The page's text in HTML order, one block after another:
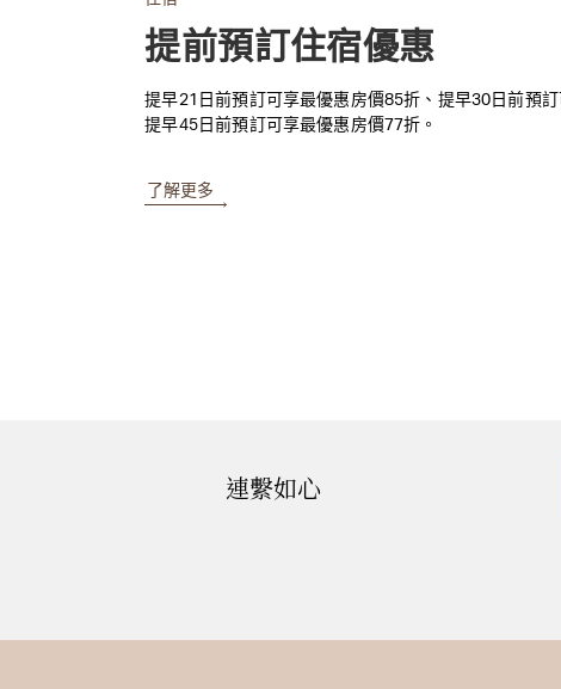
提前預訂住宿優惠
提早21日前預訂可享最優惠房價85折、提早30日前預
提早45日前預訂可享最優惠房價77折。
了解更多
連繫如心